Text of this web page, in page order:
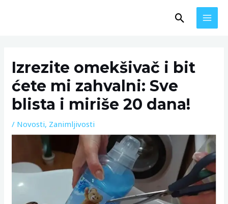
Search
Izrezite omekšivač i bit
ćete mi zahvalni: Sve
blista i miriše 20 dana!
/ Novosti, Zanimljivosti